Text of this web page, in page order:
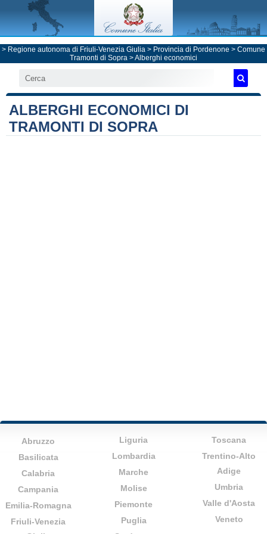
> Regione autonoma di Friuli-Venezia Giulia > Provincia di Pordenone > Comune
Tramonti di Sopra > Alberghi economici
ALBERGHI ECONOMICI DI
TRAMONTI DI SOPRA
Abruzzo
Basilicata
Calabria
Campania
Emilia-Romagna
Friuli-Venezia
Liguria
Lombardia
Marche
Molise
Piemonte
Puglia
Toscana
Trentino-Alto
Adige
Umbria
Valle d'Aosta
Veneto